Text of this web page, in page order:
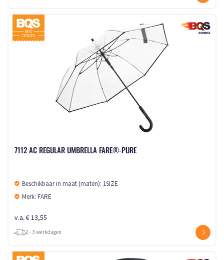
7112 AC REGULAR UMBRELLA FARE®-PURE
Beschikbaar in maat (maten): 1SIZE
Merk: FARE
v.a. € 13,55
2 - 3 werkdagen